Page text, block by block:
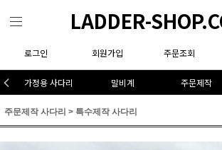
LADDER-
로그인 회원가입 주문조회
가정용 사다리 말비계 주문제작
주문제작 사다리 > 특수제작 사다리